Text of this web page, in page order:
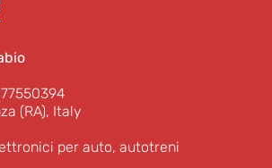
(RA), Italy
per auto, autotreni